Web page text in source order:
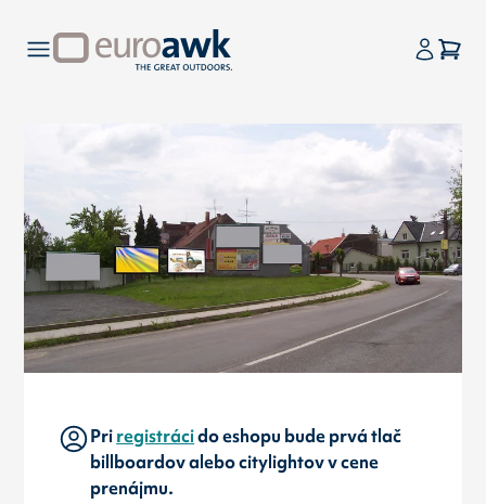
Priregistrácido eshopu bude prvá tlač
billboardov alebo citylightov v cene
prenájmu.